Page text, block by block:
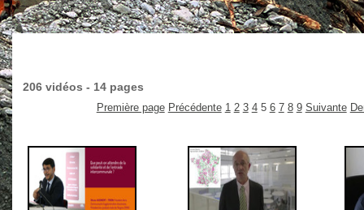
206 vidéos - 14 pages
Première page Précédente 1 2 3 4 5 6 7 8 9 Suivante